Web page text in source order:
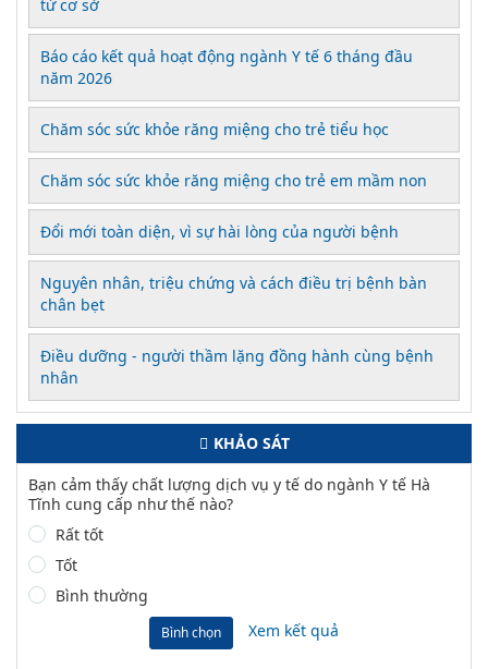
từ cơ sở
Báo cáo kết quả hoạt động ngành Y tế 6 tháng đầu
năm 2026
Chăm sóc sức khỏe răng miệng cho trẻ tiểu học
Chăm sóc sức khỏe răng miệng cho trẻ em mầm non
Đổi mới toàn diện, vì sự hài lòng của người bệnh
Nguyên nhân, triệu chứng và cách điều trị bệnh bàn
chân bẹt
Điều dưỡng - người thầm lặng đồng hành cùng bệnh
nhân
KHẢO SÁT
Bạn cảm thấy chất lượng dịch vụ y tế do ngành Y tế Hà
Tĩnh cung cấp như thế nào?
Rất tốt
Tốt
Bình thường
Bình chọn Xem kết quả